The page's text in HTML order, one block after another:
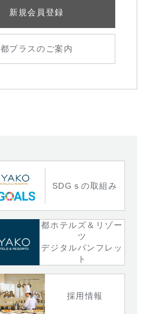
新規会員登録
都プラスのご案内
SDGｓの取組み
都ホテルズ＆リゾー
ツ
デジタルパンフレッ
ト
採用情報